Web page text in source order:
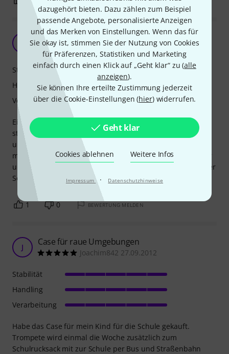
dazugehört bieten. Dazu zählen zum Beispiel
passende Angebote, personalisierte Anzeigen
und das Merken von Einstellungen. Wenn das für
Sie okay ist, stimmen Sie der Nutzung von Cookies
für Präferenzen, Statistiken und Marketing
einfach durch einen Klick auf „Geht klar“ zu (alle
anzeigen).
Sie können Ihre erteilte Zustimmung jederzeit
über die Cookie-Einstellungen (hier) widerrufen.
Geht klar
Cookies ablehnen Weitere Infos
Impressum · Datenschutzhinweise
Ausgezeichnet
Anonym 12.06.2016
Ein tolles Case für 1 Trompete. Gute Verarbeitung, sehr
stabil, sehr sichere Aufbewahrung des Instruments, schön
und angemessen leicht. Lässt sich gut mit dem
mitgelieferten Gurt tragen. Die Tromptete "steht" im Koffer
und ist so sehr gut geschützt. Für Zubehör, Öl etc., ist in der
Seitentasche genug Platz. Ich bin sehr zufrieden.
Stabilität
Handling
Verarbeitung
1 0 BEWERTUNG MELDEN
J Case für raue Umgebungen
Joachim842 27.09.2012
Habe das Case für mein Kind für die Schule gekauft.
Trompete wird einmal die Woche zusätzlich zum
Schulrucksack mit zur Schule per Bus und Straßenbahn
Stabilität
Handling
Verarbeitung